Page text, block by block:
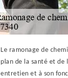
Le ramonage de
plan de la santé et de
entretien et à son